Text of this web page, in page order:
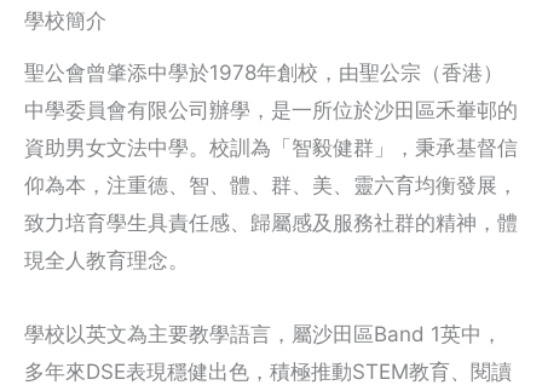
學校簡介
聖公會曾肇添中學於1978年創校，由聖公宗（香港）
中學委員會有限公司辦學，是一所位於沙田區禾輋邨的
資助男女文法中學。校訓為「智毅健群」，秉承基督信
仰為本，注重德、智、體、群、美、靈六育均衡發展，
致力培育學生具責任感、歸屬感及服務社群的精神，體
現全人教育理念。
學校以英文為主要教學語言，屬沙田區Band 1英中，
多年來DSE表現穩健出色，積極推動STEM教育、閱讀